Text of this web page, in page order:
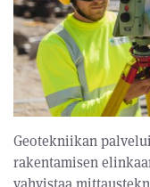
Geotekniikan
rakentamisen